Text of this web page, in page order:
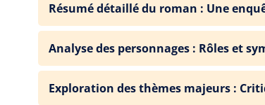
Résumé détaillé du roman : Une
Analyse des personnages : Rôles et
Exploration des thèmes majeurs :